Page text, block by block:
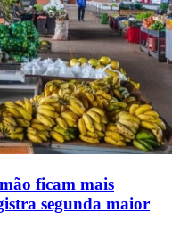
ficam mais
segunda maior